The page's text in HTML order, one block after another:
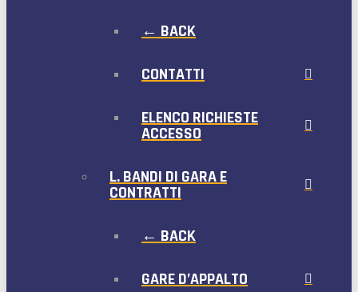
← BACK
CONTATTI
ELENCO RICHIESTE
ACCESSO
L. BANDI DI GARA E
CONTRATTI
← BACK
GARE D’APPALTO